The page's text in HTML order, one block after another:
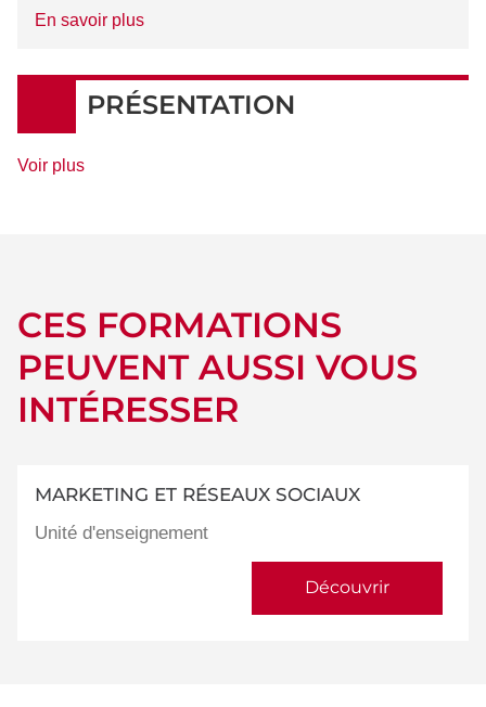
En savoir plusà
Rythme
PRÉSENTATION
Voir plusde
CES FORMATIONS
PEUVENT AUSSI VOUS
INTÉRESSER
MARKETING ET RÉSEAUX SOCIAUX
Unité d'enseignement
Découvrir